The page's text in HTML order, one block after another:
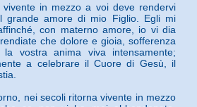
in mezzo a voi deve rendervi
grande amore di mio Figlio. Egli mi
con materno amore, io vi dia
che dolore e gioia, sofferenza
vostra anima viva intensamente;
a celebrare il Cuore di Gesù, il
nei secoli ritorna vivente in mezzo